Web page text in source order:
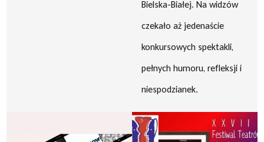
Bielska-Białej. Na widzów
czekało aż jedenaście
konkursowych spektakli,
pełnych humoru, refleksji i
niespodzianek.